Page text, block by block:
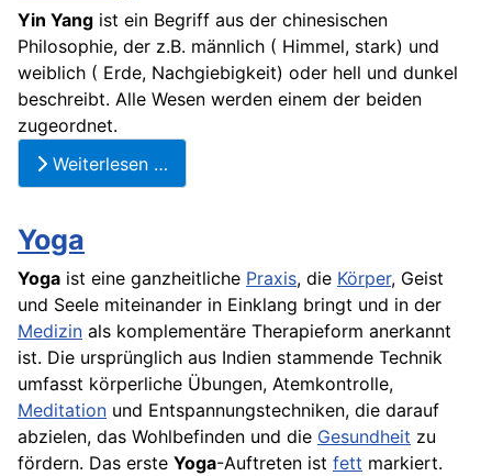
Yin Yang ist ein Begriff aus der chinesischen
Philosophie, der z.B. männlich ( Himmel, stark) und
weiblich ( Erde, Nachgiebigkeit) oder hell und dunkel
beschreibt. Alle Wesen werden einem der beiden
zugeordnet.
Weiterlesen …
Yoga
Yoga ist eine ganzheitliche Praxis, die Körper, Geist
und Seele miteinander in Einklang bringt und in der
Medizin als komplementäre Therapieform anerkannt
ist. Die ursprünglich aus Indien stammende Technik
umfasst körperliche Übungen, Atemkontrolle,
Meditation und Entspannungstechniken, die darauf
abzielen, das Wohlbefinden und die Gesundheit zu
fördern. Das erste Yoga-Auftreten ist fett markiert.